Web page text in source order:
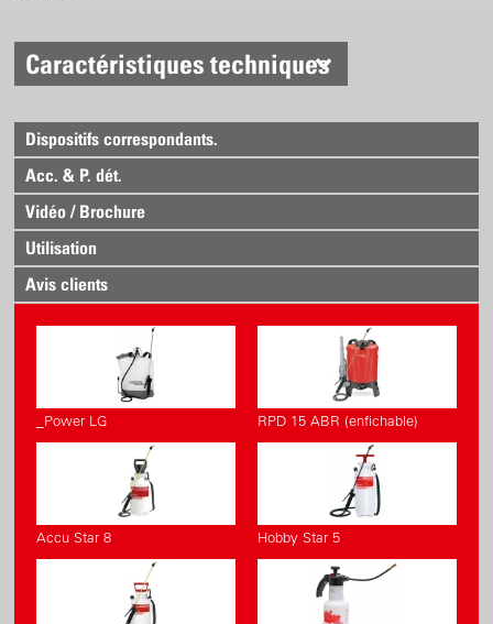
Caractéristiques techniques
Dispositifs correspondants.
Acc. & P. dét.
Vidéo / Brochure
Utilisation
Avis clients
_Power LG RPD 15 ABR (enfichable)
Accu Star 8 Hobby Star 5